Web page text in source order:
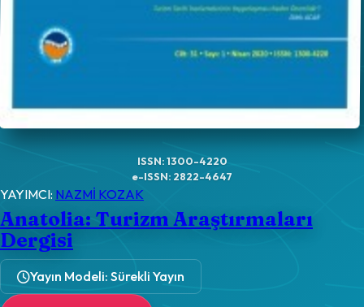
ISSN: 1300-4220
e-ISSN: 2822-4647
YAYIMCI: NAZMİ KOZAK
Anatolia: Turizm Araştırmaları
Dergisi
Yayın Modeli: Sürekli Yayın